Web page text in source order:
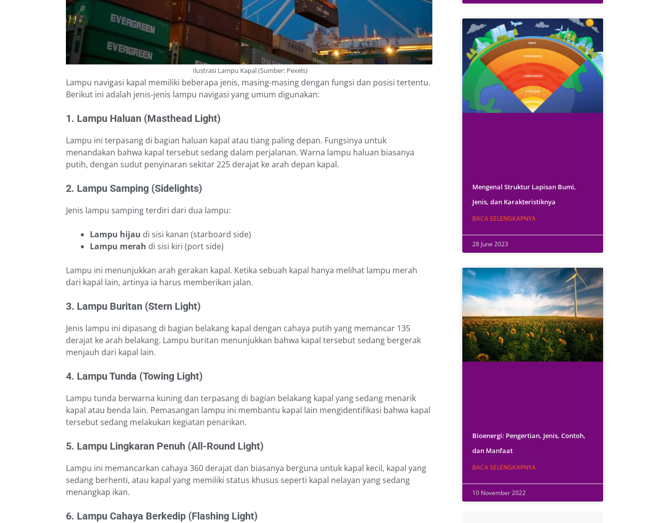
Ilustrasi Lampu Kapal (Sumber: Pexels)
Lampu navigasi kapal memiliki beberapa jenis, masing-masing dengan fungsi dan posisi tertentu.
Berikut ini adalah jenis-jenis lampu navigasi yang umum digunakan:
1. Lampu Haluan (Masthead Light)
Lampu ini terpasang di bagian haluan kapal atau tiang paling depan. Fungsinya untuk
menandakan bahwa kapal tersebut sedang dalam perjalanan. Warna lampu haluan biasanya
putih, dengan sudut penyinaran sekitar 225 derajat ke arah depan kapal.
2. Lampu Samping (Sidelights)
Jenis lampu samping terdiri dari dua lampu:
Lampu hijau di sisi kanan (starboard side)
Lampu merah di sisi kiri (port side)
Lampu ini menunjukkan arah gerakan kapal. Ketika sebuah kapal hanya melihat lampu merah
dari kapal lain, artinya ia harus memberikan jalan.
3. Lampu Buritan (Stern Light)
Jenis lampu ini dipasang di bagian belakang kapal dengan cahaya putih yang memancar 135
derajat ke arah belakang. Lampu buritan menunjukkan bahwa kapal tersebut sedang bergerak
menjauh dari kapal lain.
4. Lampu Tunda (Towing Light)
Lampu tunda berwarna kuning dan terpasang di bagian belakang kapal yang sedang menarik
kapal atau benda lain. Pemasangan lampu ini membantu kapal lain mengidentifikasi bahwa kapal
tersebut sedang melakukan kegiatan penarikan.
5. Lampu Lingkaran Penuh (All-Round Light)
Lampu ini memancarkan cahaya 360 derajat dan biasanya berguna untuk kapal kecil, kapal yang
sedang berhenti, atau kapal yang memiliki status khusus seperti kapal nelayan yang sedang
menangkap ikan.
6. Lampu Cahaya Berkedip (Flashing Light)
Mengenal Struktur Lapisan Bumi,
Jenis, dan Karakteristiknya
BACA SELENGKAPNYA
28 June 2023
Bioenergi: Pengertian, Jenis, Contoh,
dan Manfaat
BACA SELENGKAPNYA
10 November 2022